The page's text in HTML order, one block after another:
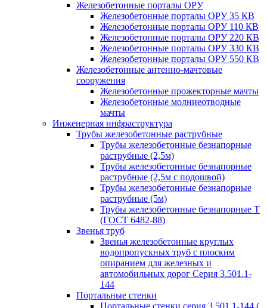
Железобетонные порталы ОРУ
Железобетонные порталы ОРУ 35 КВ
Железобетонные порталы ОРУ 110 КВ
Железобетонные порталы ОРУ 220 КВ
Железобетонные порталы ОРУ 330 КВ
Железобетонные порталы ОРУ 550 КВ
Железобетонные антенно-мачтовые
сооружения
Железобетонные прожекторные мачты
Железобетонные молниеотводные
мачты
Инженерная инфраструктура
Трубы железобетонные раструбные
Трубы железобетонные безнапорные
раструбные (2,5м)
Трубы железобетонные безнапорные
раструбные (2,5м с подошвой)
Трубы железобетонные безнапорные
раструбные (5м)
Трубы железобетонные безнапорные Т
(ГОСТ 6482-88)
Звенья труб
Звенья железобетонные круглых
водопропускных труб с плоским
опиранием для железных и
автомобильных дорог Серия 3.501.1-
144
Портальные стенки
Портальные стенки серия 3.501.1-144 (